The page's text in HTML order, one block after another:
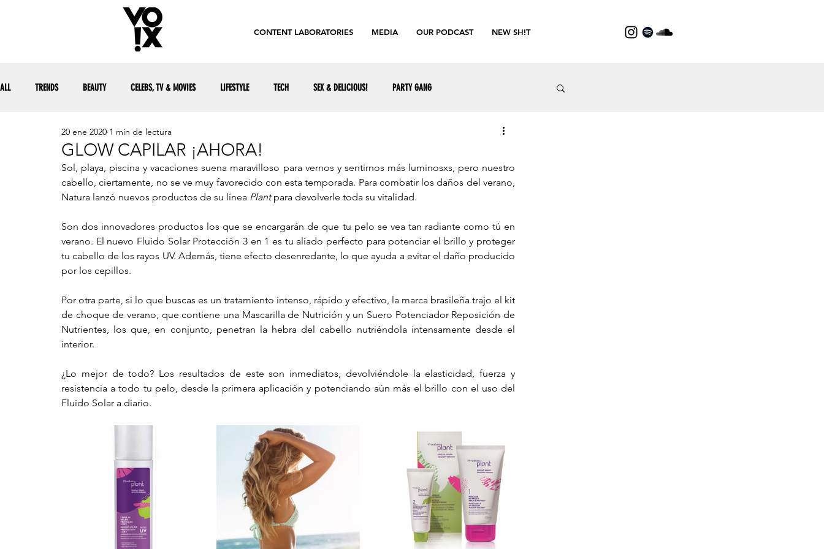
CONTENT LABORATORIES MEDIA OUR PODCAST NEW SH!T
ALL TRENDS BEAUTY CELEBS, TV & MOVIES LIFESTYLE TECH SEX & DELICIOUS! PARTY GANG
GLOW CAPILAR ¡AHORA!
20 ene 2020 1 min de lectura
Sol, playa, piscina y vacaciones suena maravilloso para vernos y sentirnos más luminosxs, pero nuestro
cabello, ciertamente, no se ve muy favorecido con esta temporada. Para combatir los daños del verano,
Natura lanzó nuevos productos de su línea Plant para devolverle toda su vitalidad.
Son dos innovadores productos los que se encargarán de que tu pelo se vea tan radiante como tú en
verano. El nuevo Fluido Solar Protección 3 en 1 es tu aliado perfecto para potenciar el brillo y proteger
tu cabello de los rayos UV. Además, tiene efecto desenredante, lo que ayuda a evitar el daño producido
por los cepillos.
Por otra parte, si lo que buscas es un tratamiento intenso, rápido y efectivo, la marca brasileña trajo el kit
de choque de verano, que contiene una Mascarilla de Nutrición y un Suero Potenciador Reposición de
Nutrientes, los que, en conjunto, penetran la hebra del cabello nutriéndola intensamente desde el
interior.
¿Lo mejor de todo? Los resultados de este son inmediatos, devolviéndole la elasticidad, fuerza y
resistencia a todo tu pelo, desde la primera aplicación y potenciando aún más el brillo con el uso del
Fluido Solar a diario.